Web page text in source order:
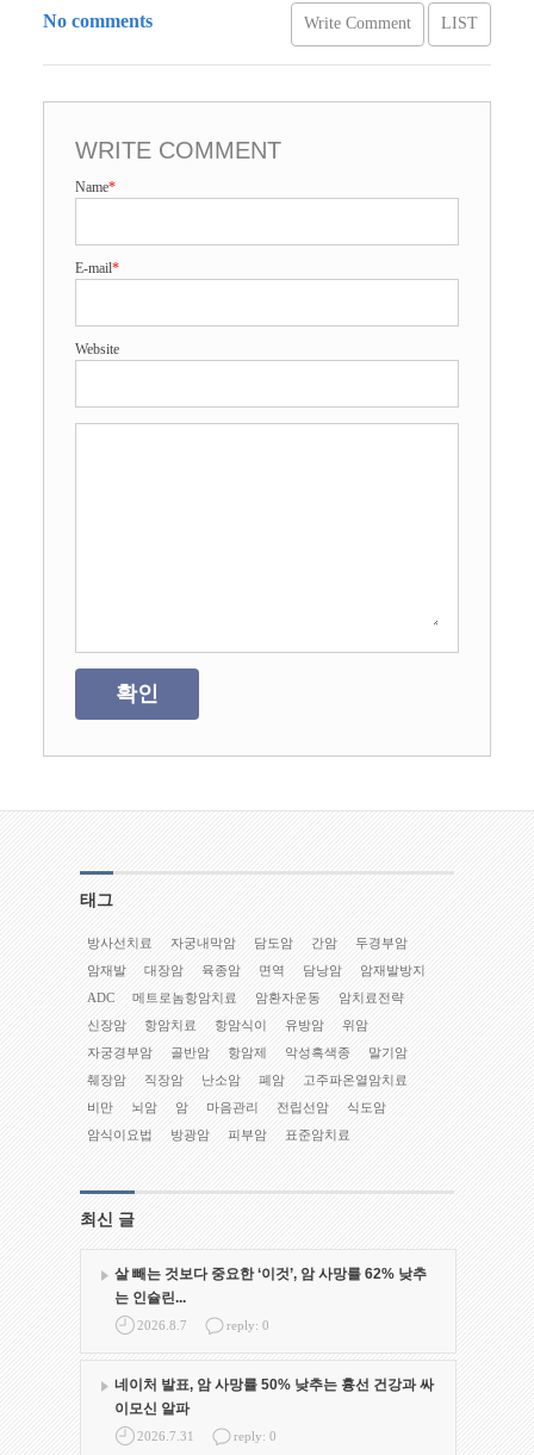
No comments Write Comment LIST
WRITE COMMENT
Name*
E-mail*
Website
확인
태그
방사선치료 자궁내막암 담도암 간암
두경부암
암재발
대장암 육종암 면역 담낭암
암재발방지
ADC
메트로놈항암치료 암환자운동
암치료전략
신장암
항암치료 항암식이 유방암
위암
자궁경부암
골반암 항암제 악성흑색종
말기암
췌장암
직장암 난소암 폐암
고주파온열암치료
비만
뇌암 암 마음관리 전립선암
식도암
암식이요법
방광암 피부암 표준암치료
최신 글
살 빼는 것보다 중요한 ‘이것’, 암 사망률 62% 낮추
는 인슐린...
2026.8.7 reply: 0
네이처 발표, 암 사망률 50% 낮추는 흉선 건강과 싸
이모신 알파
2026.7.31 reply: 0